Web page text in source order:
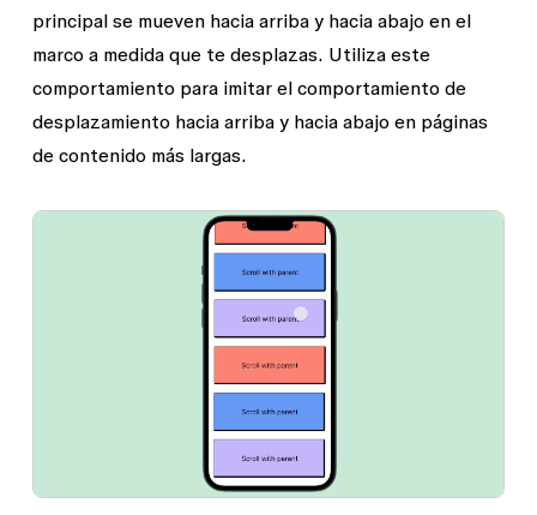
principal se mueven hacia arriba y hacia abajo en el
marco a medida que te desplazas. Utiliza este
comportamiento para imitar el comportamiento de
desplazamiento hacia arriba y hacia abajo en páginas
de contenido más largas.